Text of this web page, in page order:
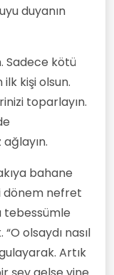
duyanın
Sadece kötü
kişi olsun.
toparlayın.
ağlayın.
bahane
dönem nefret
tebessümle
olsaydı nasıl
Artık